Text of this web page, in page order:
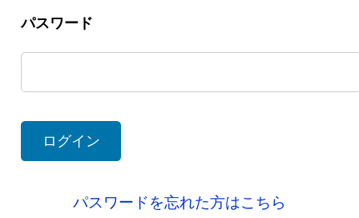
パスワード
パスワードを忘れた方はこちら